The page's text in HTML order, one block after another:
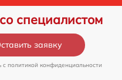
специалистом
заявку
c политикой конфиденциальности